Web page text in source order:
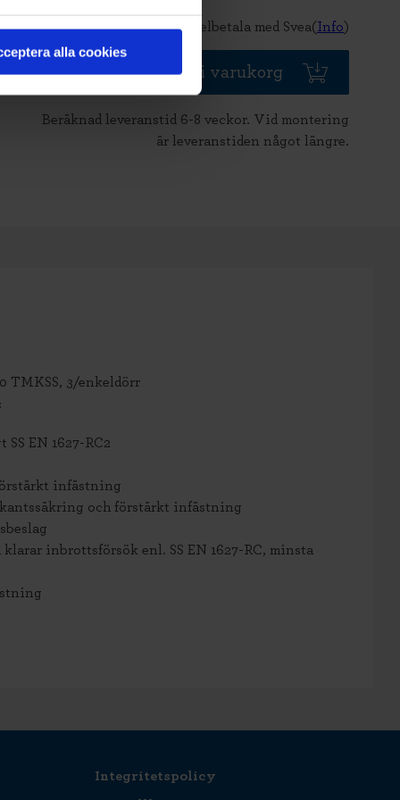
alla cookies
Delbetala med Svea(Info)
Lägg i varukorg
Beräknad leveranstid 6-8 veckor. Vid montering
är leveranstiden något längre.
TMKSS, 3/enkeldörr
EN 1627-RC2
infästning
och förstärkt infästning
klarar inbrottsförsök enl. SS EN 1627-RC, minsta
Integritetspolicy